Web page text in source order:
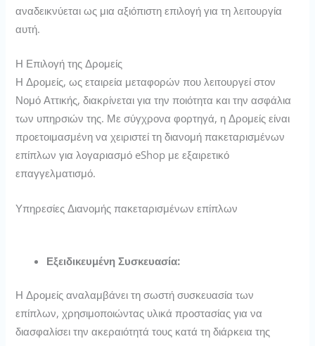
αναδεικνύεται ως μια αξιόπιστη επιλογή για τη λειτουργία
αυτή.
Η Επιλογή της Δρομείς
Η Δρομείς, ως εταιρεία μεταφορών που λειτουργεί στον
Νομό Αττικής, διακρίνεται για την ποιότητα και την ασφάλια
των υπηρσιών της. Με σύγχρονα φορτηγά, η Δρομείς είναι
προετοιμασμένη να χειριστεί τη διανομή πακεταρισμένων
επίπλων για λογαριασμό eShop με εξαιρετικό
επαγγελματισμό.
Υπηρεσίες Διανομής πακεταρισμένων επίπλων
Εξειδικευμένη Συσκευασία:
Η Δρομείς αναλαμβάνει τη σωστή συσκευασία των
επίπλων, χρησιμοποιώντας υλικά προστασίας για να
διασφαλίσει την ακεραιότητά τους κατά τη διάρκεια της